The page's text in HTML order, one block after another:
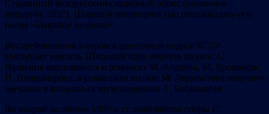
Старинный белорусский свадебный обряд (на личное
либретто, 1937). Широкой популярностью пользовалась его
песня «Бывайце здаровы».
Востребованным жанром в довоенные годы в БССР
выступает кантата. Широкий круг образов поэзии А.
Пушкина воплощается в романсах М. Аладова, М. Крошнера,
П. Подковырова, а романтика поэзии М. Лермонтова получает
звучание в вокальных произведениях А. Богатырёва.
Во второй половине 1930-х гг. появляются оперы Е.